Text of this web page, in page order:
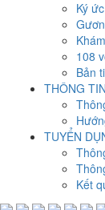
Ký
108
Bản
THÔNG
TUYỂN
Kết